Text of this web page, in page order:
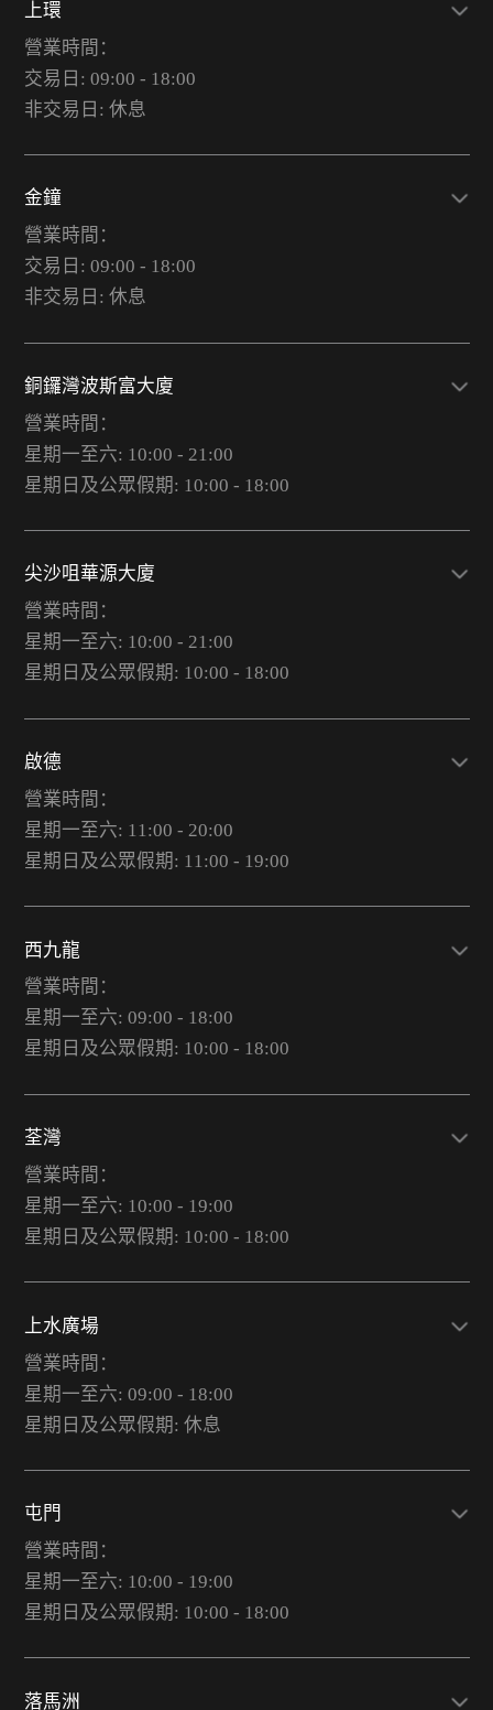
上環
營業時間：
交易日: 09:00 - 18:00
非交易日: 休息
金鐘
營業時間：
交易日: 09:00 - 18:00
非交易日: 休息
銅鑼灣波斯富大廈
營業時間：
星期一至六: 10:00 - 21:00
星期日及公眾假期: 10:00 - 18:00
尖沙咀華源大廈
營業時間：
星期一至六: 10:00 - 21:00
星期日及公眾假期: 10:00 - 18:00
啟德
營業時間：
星期一至六: 11:00 - 20:00
星期日及公眾假期: 11:00 - 19:00
西九龍
營業時間：
星期一至六: 09:00 - 18:00
星期日及公眾假期: 10:00 - 18:00
荃灣
營業時間：
星期一至六: 10:00 - 19:00
星期日及公眾假期: 10:00 - 18:00
上水廣場
營業時間：
星期一至六: 09:00 - 18:00
星期日及公眾假期: 休息
屯門
營業時間：
星期一至六: 10:00 - 19:00
星期日及公眾假期: 10:00 - 18:00
落馬洲